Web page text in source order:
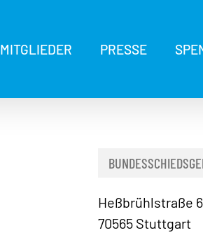
MITGLIEDER PRESSE
Heßbrühlstraße
70565 Stuttgart